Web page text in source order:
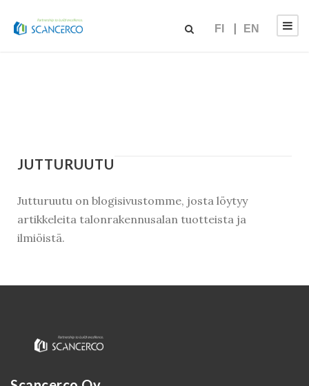
FI EN
JUTTURUUTU
Jutturuutu on blogisivustomme, josta löytyy
artikkeleita talonrakennusalan tuotteista ja
ilmiöistä.